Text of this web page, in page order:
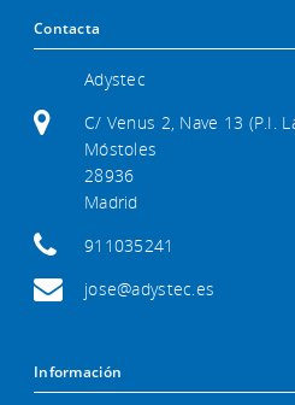
Contacta
Adystec
C/ Venus 2, Nave 13 (P.I.
Móstoles
28936
Madrid
911035241
jose@adystec.es
Información